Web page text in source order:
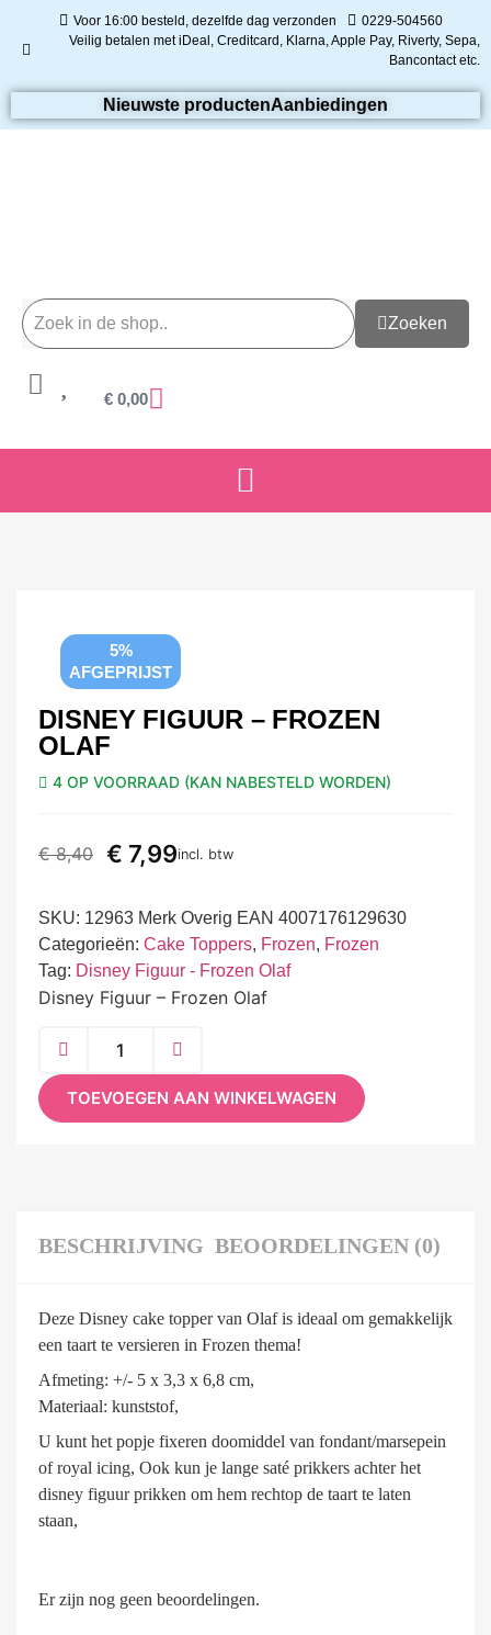
Voor 16:00 besteld, dezelfde dag verzonden
0229-504560
Veilig betalen met iDeal, Creditcard, Klarna, Apple Pay, Riverty, Sepa,
Bancontact etc.
Nieuwste productenAanbiedingen
Zoeken
€ 0,00
5%
AFGEPRIJST
DISNEY FIGUUR – FROZEN
OLAF
4 OP VOORRAAD (KAN NABESTELD WORDEN)
€8,40 € 7,99incl. btw
SKU: 12963 Merk Overig EAN 4007176129630
Categorieën: Cake Toppers, Frozen, Frozen
Tag: Disney Figuur - Frozen Olaf
Disney Figuur – Frozen Olaf
TOEVOEGEN AAN WINKELWAGEN
BESCHRIJVING BEOORDELINGEN (0)
Deze Disney cake topper van Olaf is ideaal om gemakkelijk
een taart te versieren in Frozen thema!
Afmeting: +/- 5 x 3,3 x 6,8 cm,
Materiaal: kunststof,
U kunt het popje fixeren doomiddel van fondant/marsepein
of royal icing, Ook kun je lange saté prikkers achter het
disney figuur prikken om hem rechtop de taart te laten
staan,
Er zijn nog geen beoordelingen.